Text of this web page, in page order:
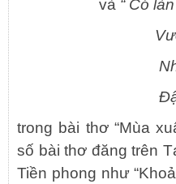
và “ Có
Vương
Như hạt
Đậu khẽ
trong bài thơ “Mùa
số bài thơ đăng trên
Tiền phong như